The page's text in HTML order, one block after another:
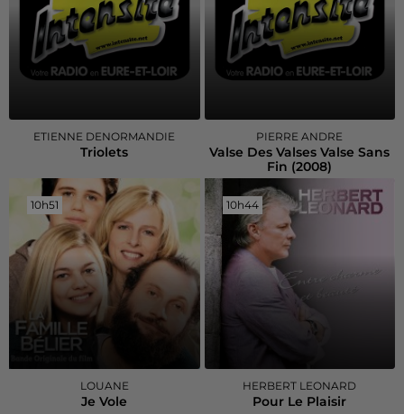
ETIENNE DENORMANDIE
Triolets
PIERRE ANDRE
Valse Des Valses Valse Sans
Fin (2008)
10h51
10h51
LOUANE
Je Vole
10h44
10h44
HERBERT LEONARD
Pour Le Plaisir